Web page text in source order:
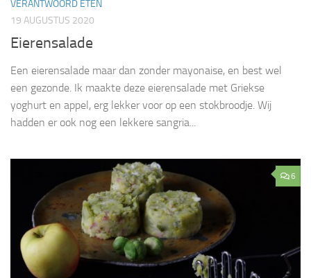
VERANTWOORD ETEN
19 AUGUSTUS 2020
Eierensalade
Een eierensalade maar dan zonder mayonaise, en best wel
een gezonde. Ik maakte deze eierensalade met Griekse
yoghurt en appel, erg lekker voor op een stokbroodje. Wij
hadden er ook nog een lekkere sangria...
6